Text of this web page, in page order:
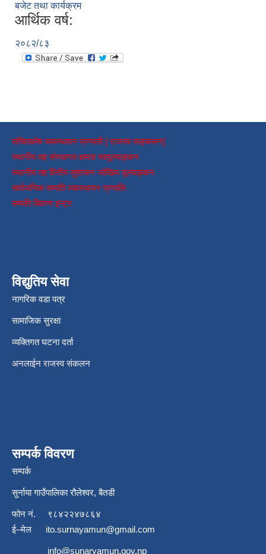
बजेट तथा कार्यक्रम
आर्थिक वर्ष:
२०८२/८३
संचितकोष व्यवस्थापन प्रणाली [ राजस्व सङ्कलन]
स्थानीय तह संस्थागत क्षमता स्वमूल्याङ्कन
स्थानीय तह वित्तीय सुशासन जोखिम मूल्याङ्कन
सार्वजनिक सम्पति व्यवस्थापन प्रणालि
सम्पति विवरण इन्ट्र
विद्युतिय सेवा
नागरिक वडा पत्र
सामाजिक सुरक्षा
व्यक्तिगत घटना दर्ता
अनलाईन राजस्व संकलन
सम्पर्क विवरण
सम्पर्क
सुर्नाया गाउँपालिका रौलेश्वर, बैतडी
फोन नं.
९८४२२४७८६४
ई–मेल ito.surnayamun@gmail.com
info@sunaryamun.gov.np